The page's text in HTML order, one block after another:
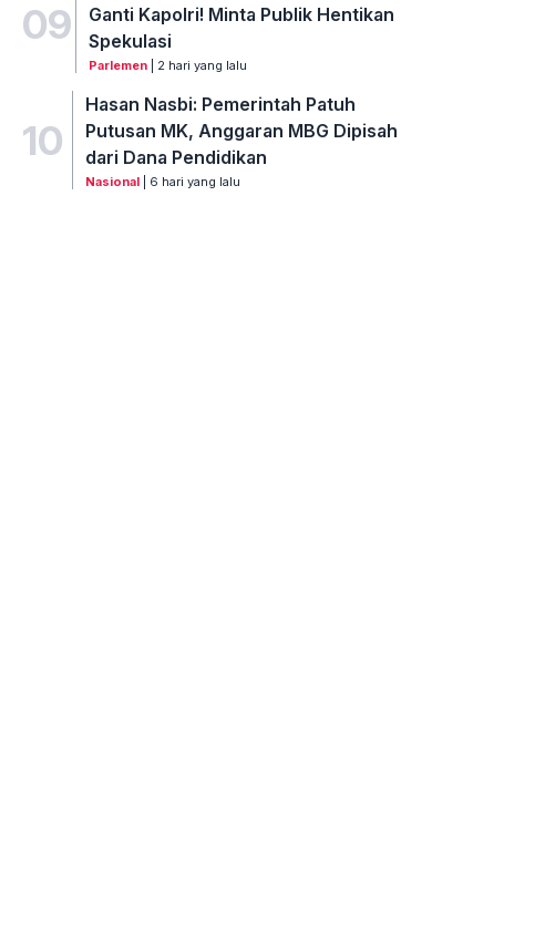
09
Ganti Kapolri! Minta Publik Hentikan
Spekulasi
Parlemen | 2 hari yang lalu
10
Hasan Nasbi: Pemerintah Patuh
Putusan MK, Anggaran MBG Dipisah
dari Dana Pendidikan
Nasional | 6 hari yang lalu